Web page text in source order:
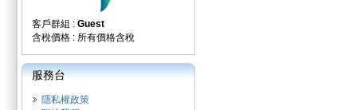
客戶群組 : Guest
含稅價格 : 所有價格含稅
服務台
隱私權政策